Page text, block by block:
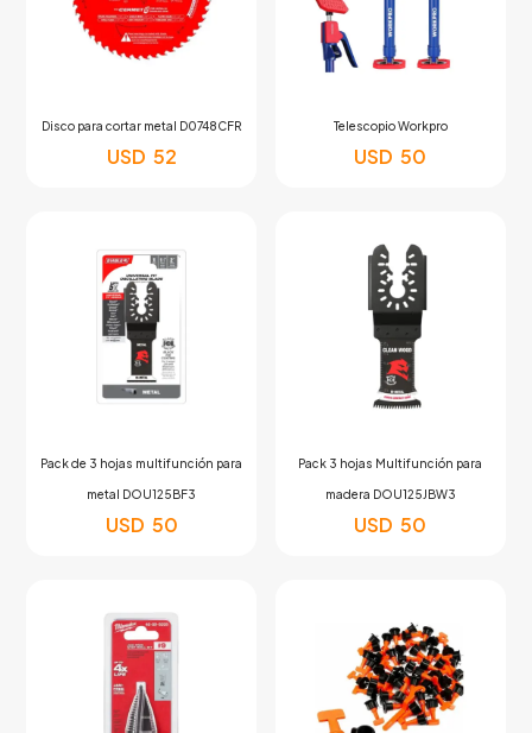
Disco para cortar metal D0748CFR
USD 52
Telescopio Workpro
USD 50
Pack de 3 hojas multifunción para
metal DOU125BF3
USD 50
Pack 3 hojas Multifunción para
madera DOU125JBW3
USD 50